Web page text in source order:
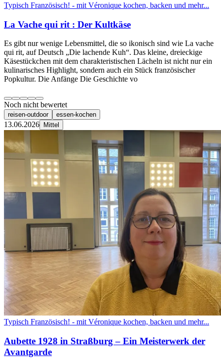
Typisch Französisch! - mit Véronique kochen, backen und mehr...
La Vache qui rit : Der Kultkäse
Es gibt nur wenige Lebensmittel, die so ikonisch sind wie La vache
qui rit, auf Deutsch „Die lachende Kuh“. Das kleine, dreieckige
Käsestückchen mit dem charakteristischen Lächeln ist nicht nur ein
kulinarisches Highlight, sondern auch ein Stück französischer
Popkultur. Die Anfänge Die Geschichte vo
Noch nicht bewertet
reisen-outdoor essen-kochen
13.06.2026 Mittel
Typisch Französisch! - mit Véronique kochen, backen und mehr...
Aubette 1928 in Straßburg – Ein Meisterwerk der
Avantgarde